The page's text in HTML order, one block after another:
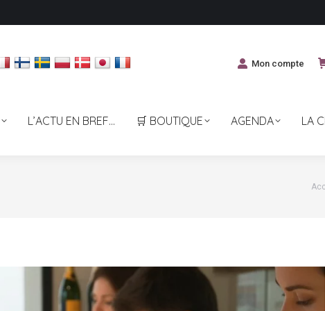
Mon compte
L’ACTU EN BREF… 🛒 BOUTIQUE AGENDA LA